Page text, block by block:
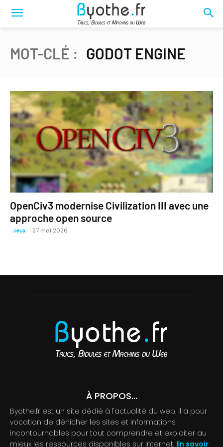
MOT-CLÉ : GODOT ENGINE
OpenCiv3 modernise Civilization III avec une
approche open source
Jeux 27 mai 2026
À PROPOS...
Byothe.fr est un site dédié à l'actualité du web. Il a pour
vocation de dénicher les sites et informations
incontournables pour tout comprendre et exploiter au
mieux les ressources disponibles sur Internet. En savoir